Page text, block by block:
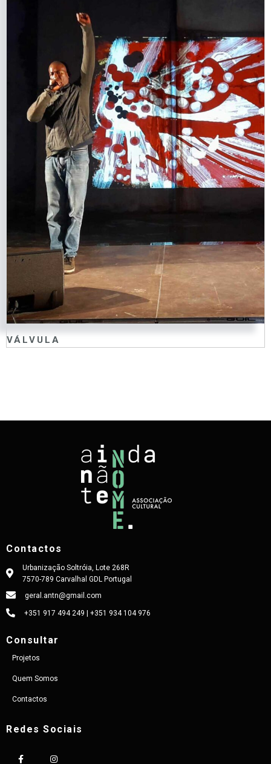
VÁLVULA
Contactos
Urbanização Soltróia, Lote 268R
7570-789 Carvalhal GDL Portugal
geral.antn@gmail.com
+351 917 494 249 | +351 934 104 976
Consultar
Projetos
Quem Somos
Contactos
Redes Sociais